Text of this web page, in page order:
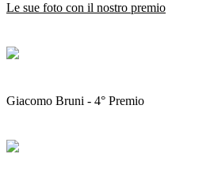
Le sue foto con il nostro premio
Giacomo Bruni - 4° Premio